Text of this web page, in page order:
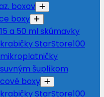
boxov
boxy
a 50 ml skúmavky
StarStore100
šuplíkom
boxy
StarStore100